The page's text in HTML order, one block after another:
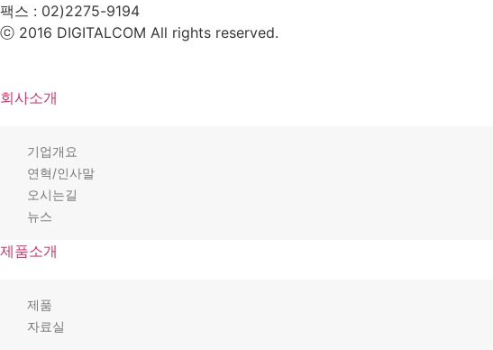
팩스 : 02)2275-9194​
ⓒ 2016 DIGITALCOM All rights reserved.
회사소개
기업개요
연혁/인사말
오시는길
뉴스
제품소개
제품
자료실